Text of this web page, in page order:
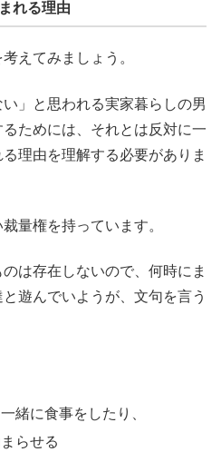
れる理由
えてみましょう。
」と思われる実家暮らしの男
ためには、それとは反対に一
理由を理解する必要がありま
量権を持っています。
は存在しないので、何時にま
遊んでいようが、文句を言う
緒に食事をしたり、
らせる